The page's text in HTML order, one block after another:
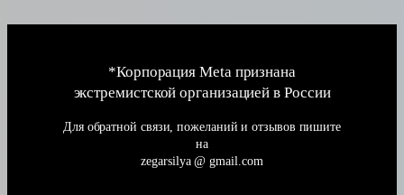
*Корпорация Meta признана
экстремистской организацией в России
Для обратной связи, пожеланий и отзывов пишите
на
zegarsilya @ gmail.com